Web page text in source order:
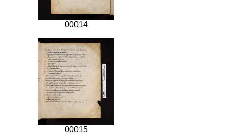
00014
00015